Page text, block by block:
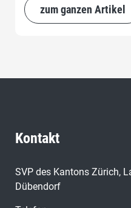
Weihnachtsstimmung und
Geschenke auf Kosten
zum ganzen Artikel
Kontakt
SVP des Kantons Zürich,
Dübendorf